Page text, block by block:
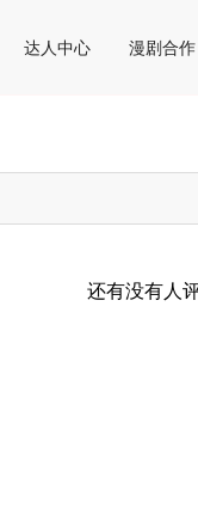
达人中心 漫剧合作
还有没有人